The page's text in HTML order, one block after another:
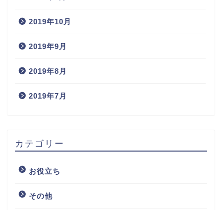
2019年10月
2019年9月
2019年8月
2019年7月
カテゴリー
お役立ち
その他